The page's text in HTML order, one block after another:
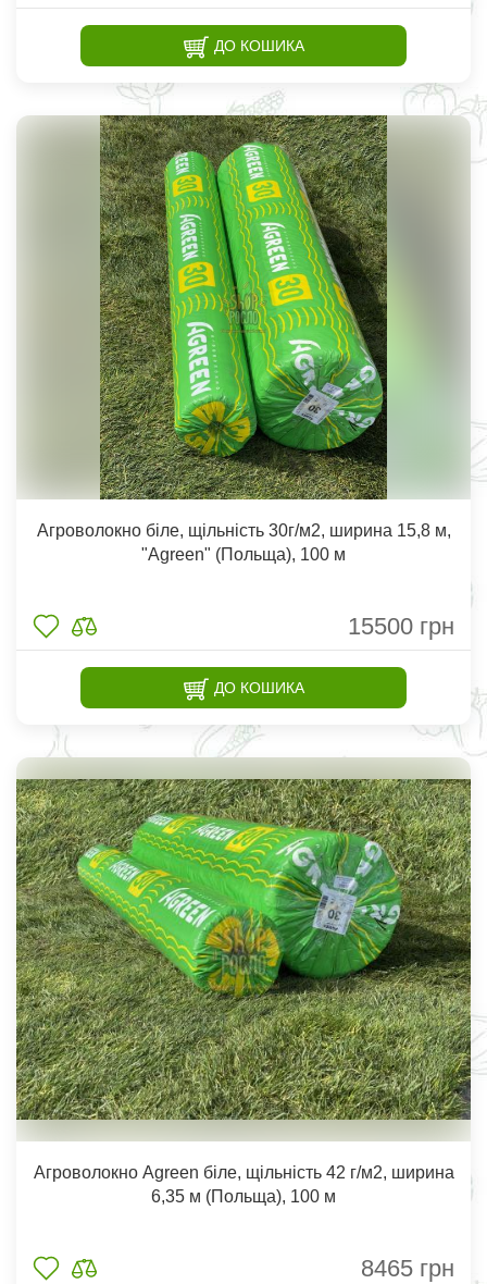
ДО КОШИКА
Агроволокно біле, щільність 30г/м2, ширина 15,8 м,
"Agreen" (Польща), 100 м
15500 грн
ДО КОШИКА
Агроволокно Agreen біле, щільність 42 г/м2, ширина
6,35 м (Польща), 100 м
8465 грн